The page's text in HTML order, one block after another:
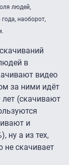
людей,
наоборот,
в
видео
за ними идёт
лет (скачивают
и
ну а из тех,
не скачивает